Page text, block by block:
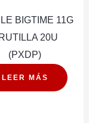
BIGTIME 11G
20U
(PXDP)
LEER MÁS